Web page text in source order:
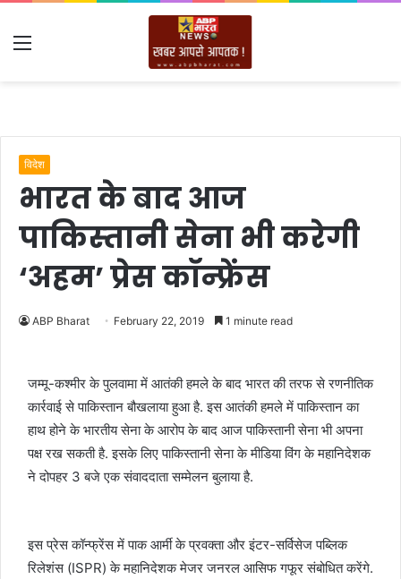
Menu
विदेश
भारत के बाद आज
पाकिस्‍तानी सेना भी करेगी
‘अहम’ प्रेस कॉन्‍फ्रेंस
ABP Bharat February 22, 2019 1 minute read
जम्‍मू-कश्‍मीर के पुलवामा में आतंकी हमले के बाद भारत की तरफ से रणनीतिक
कार्रवाई से पाकिस्‍तान बौखलाया हुआ है. इस आतंकी हमले में पाकिस्‍तान का
हाथ होने के भारतीय सेना के आरोप के बाद आज पाकिस्‍तानी सेना भी अपना
पक्ष रख सकती है. इसके लिए पाकिस्तानी सेना के मीडिया विंग के महानिदेशक
ने दोपहर 3 बजे एक संवाददाता सम्मेलन बुलाया है.
इस प्रेस कॉन्‍फ्रेंस में पाक आर्मी के प्रवक्‍ता और इंटर-सर्विसेज पब्लिक
रिलेशंस (ISPR) के महानिदेशक मेजर जनरल आसिफ गफूर संबोधित करेंगे.